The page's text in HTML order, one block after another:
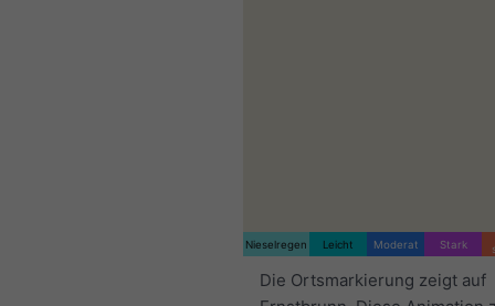
Nieselregen Leicht Moderat Stark
Die Ortsmarkierung zeigt auf